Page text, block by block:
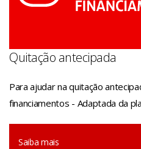
Quitação antecipada
Para ajudar na quitação
financiamentos - Adaptada da
Saiba mais